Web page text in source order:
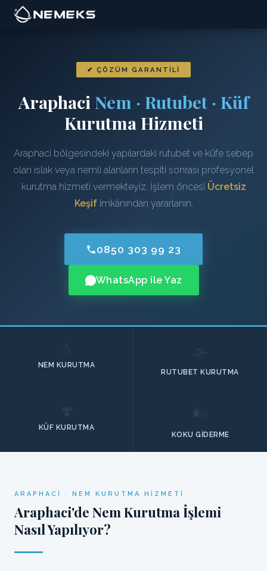
✔ ÇÖZÜM GARANTILI
Araphaci Nem · Rutubet · Küf
Kurutma Hizmeti
Araphaci bölgesindeki yapılardaki rutubet ve küfe sebep
olan ıslak veya nemli alanların tespiti sonrası profesyonel
kurutma hizmeti vermekteyiz. İşlem öncesi Ücretsiz
Keşifimkânından yararlanın.
0850 303 99 23
WhatsApp ile Yaz
NEM KURUTMA
RUTUBET KURUTMA
KÜF KURUTMA
KOKU GIDERME
ARAPHACI · NEM KURUTMA HIZMETI
Araphaci'de Nem Kurutma İşlemi
Nasıl Yapılıyor?